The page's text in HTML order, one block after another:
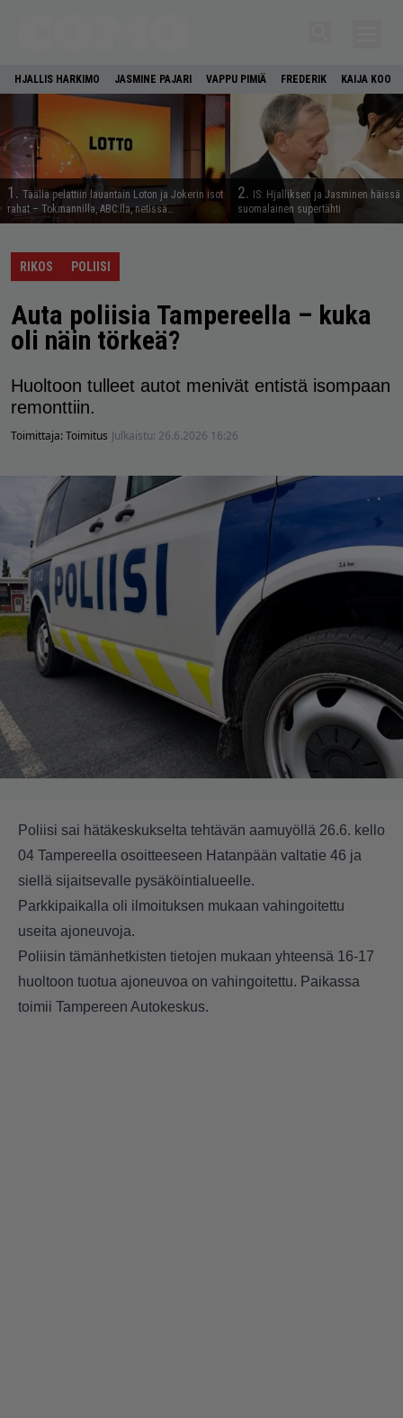
HJALLIS HARKIMO JASMINE PAJARI VAPPU PIMIÄ FREDERIK KAIJA KOO
1. Täällä pelattiin lauantain Loton ja Jokerin isot
rahat – Tokmannilla, ABC:lla, netissä…
2.
IS: Hjalliksen ja Jasminen häissä
suomalainen supertähti
RIKOS POLIISI
Auta poliisia Tampereella – kuka
oli näin törkeä?
Huoltoon tulleet autot menivät entistä isompaan
remonttiin.
Toimittaja:Toimitus Julkaistu: 26.6.2026 16:26
Poliisi sai hätäkeskukselta tehtävän aamuyöllä 26.6. kello
04 Tampereella osoitteeseen Hatanpään valtatie 46 ja
siellä sijaitsevalle pysäköintialueelle.
Parkkipaikalla oli ilmoituksen mukaan vahingoitettu
useita ajoneuvoja.
Poliisin tämänhetkisten tietojen mukaan yhteensä 16-17
huoltoon tuotua ajoneuvoa on vahingoitettu. Paikassa
toimii Tampereen Autokeskus.